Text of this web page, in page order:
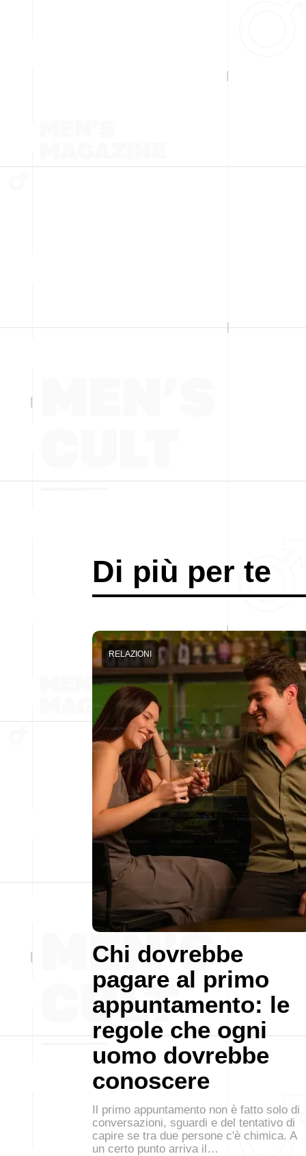
Di più per te
Chi dovrebbe
pagare al primo
appuntamento: le
regole che ogni
uomo dovrebbe
conoscere
RELAZIONI
Il primo appuntamento non è fatto solo di
conversazioni, sguardi e del tentativo di
capire se tra due persone c'è chimica. A
un certo punto arriva il…